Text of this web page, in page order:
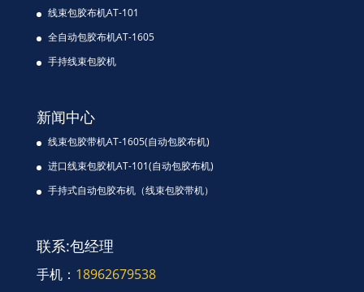
线束包胶布机AT-101
全自动包胶布机AT-1605
手持线束包胶机
新闻中心
线束包胶带机AT-1605(自动包胶布机)
进口线束包胶机AT-101(自动包胶布机)
手持式自动包胶布机（线束包胶带机）
联系:包经理
手机： 18962679538